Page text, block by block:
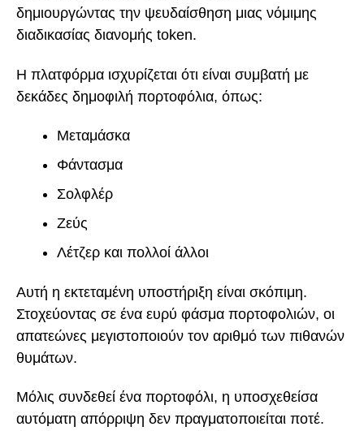
δημιουργώντας την ψευδαίσθηση μιας νόμιμης
διαδικασίας διανομής token.
Η πλατφόρμα ισχυρίζεται ότι είναι συμβατή με
δεκάδες δημοφιλή πορτοφόλια, όπως:
Μεταμάσκα
Φάντασμα
Σολφλέρ
Ζεύς
Λέτζερ και πολλοί άλλοι
Αυτή η εκτεταμένη υποστήριξη είναι σκόπιμη.
Στοχεύοντας σε ένα ευρύ φάσμα πορτοφολιών, οι
απατεώνες μεγιστοποιούν τον αριθμό των πιθανών
θυμάτων.
Μόλις συνδεθεί ένα πορτοφόλι, η υποσχεθείσα
αυτόματη απόρριψη δεν πραγματοποιείται ποτέ.